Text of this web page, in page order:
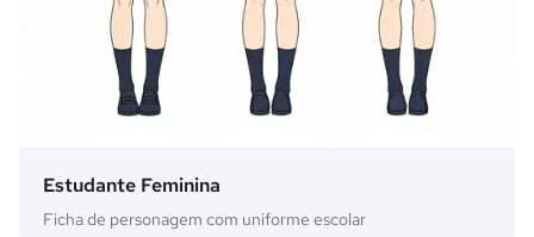
Estudante Feminina
Ficha de personagem com uniforme escolar